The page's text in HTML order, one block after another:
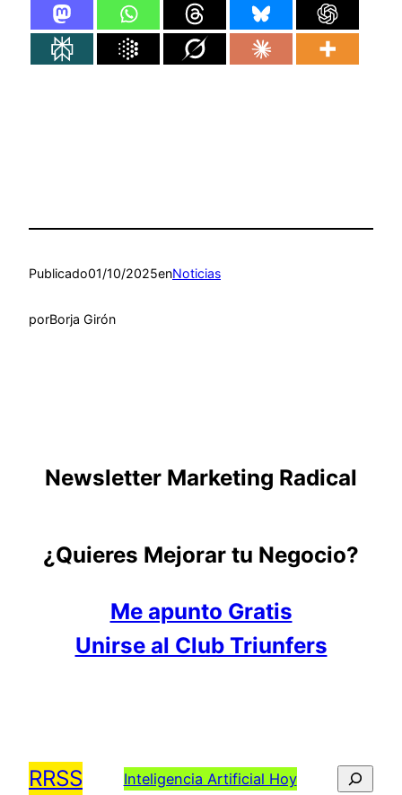
Publicado01/10/2025enNoticias
porBorja Girón
Newsletter Marketing Radical
¿Quieres Mejorar tu Negocio?
Me apunto Gratis
Unirse al Club Triunfers
RRSS Inteligencia Artificial Hoy